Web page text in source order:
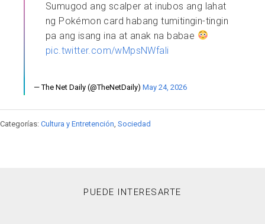
Sumugod ang scalper at inubos ang lahat
ng Pokémon card habang tumitingin-tingin
pa ang isang ina at anak na babae
pic.twitter.com/wMpsNWfali
— The Net Daily (@TheNetDaily) May 24, 2026
Categorías: Cultura y Entretención Sociedad
PUEDE INTERESARTE